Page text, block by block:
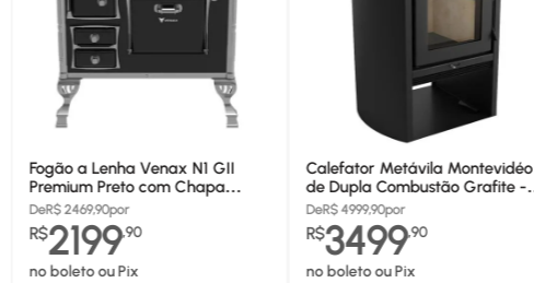
Fogão a Lenha Venax N1 GII
Premium Preto com Chapa
Vitrocerâmica - Chaminé Saída
Lado Direito
DeR$2469,90por
R$2199,90
no boleto ou Pix
Calefator Metávila Montevidéo
de Dupla Combustão Grafite -
880GF
DeR$ 4999,90por
R$3499,90
no boleto ou Pix